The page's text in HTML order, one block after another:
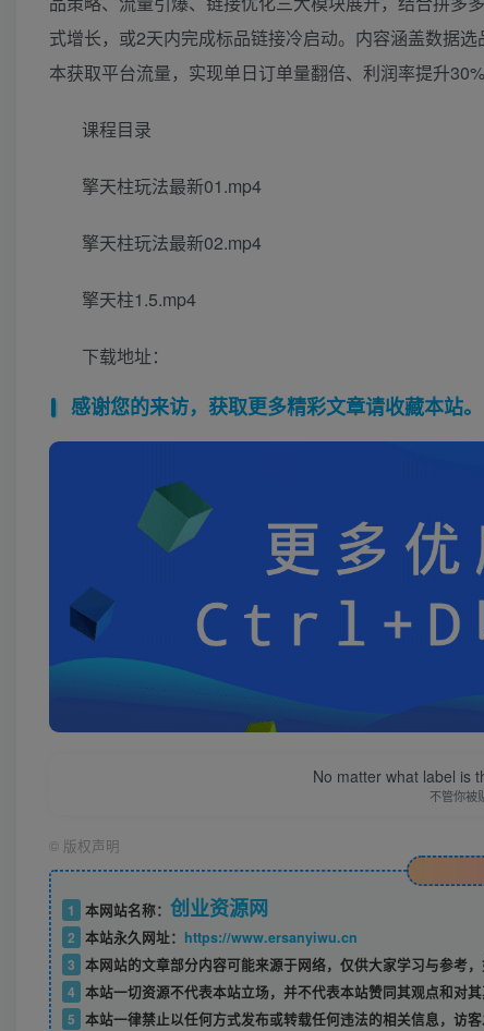
式增长，或2天内完成标品链接冷启动。内容涵盖数据
本获取平台流量，实现单日订单量翻倍、利润率提升
课程目录
擎天柱玩法最新01.mp4
擎天柱玩法最新02.mp4
擎天柱1.5.mp4
下载地址：
感谢您的来访，获取更多精彩文章请收藏本站。
No matter what label is
不管你被
© 版权声明
1 本网站名称： 创业资源网
2 本站永久网址： https://www.ersanyiwu.cn
3 本网站的文章部分内容可能来源于网络，仅供大家学习与参考
4 本站一切资源不代表本站立场，并不代表本站赞同其观点和对其
5 本站一律禁止以任何方式发布或转载任何违法的相关信息，访